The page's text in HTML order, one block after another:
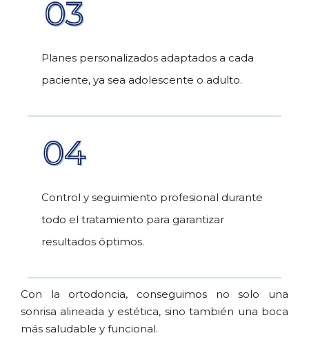
Planes personalizados adaptados a cada
paciente, ya sea adolescente o adulto.
Control y seguimiento profesional durante
todo el tratamiento para garantizar
resultados óptimos.
Con la ortodoncia, conseguimos no solo una
sonrisa alineada y estética, sino también una boca
más saludable y funcional.